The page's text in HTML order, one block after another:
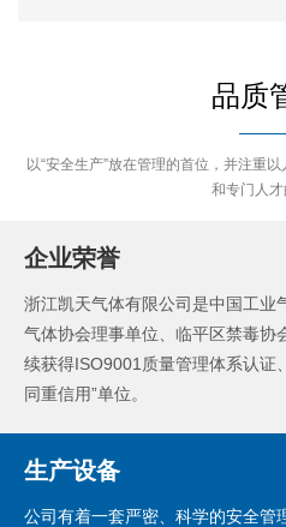
品质
以“安全生产”放在管理的首位，并注重
和专门人
企业荣誉
浙江凯天气体有限公司是中国工业
气体协会理事单位、临平区禁毒协
续获得ISO9001质量管理体系认证
同重信用”单位。
生产设备
公司有着一套严密、科学的安全管